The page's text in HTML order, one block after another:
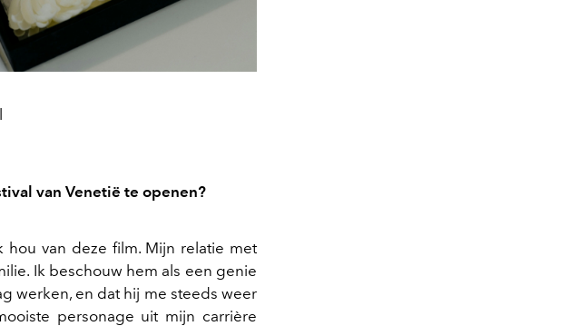
van Venetië te openen?
hou van deze film. Mijn relatie met
Ik beschouw hem als een genie
werken, en dat hij me steeds weer
personage uit mijn carrière